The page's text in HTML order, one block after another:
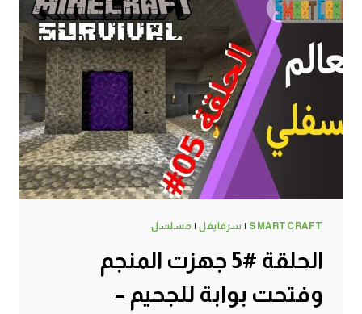
SMARTCRAFT
| سرفايفل| مسلسل
الحلقة #5 جهزت المنجم
وفتحت بوابة للجحيم –